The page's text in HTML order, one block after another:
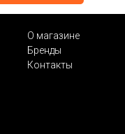
О магазине
Бренды
Контакты